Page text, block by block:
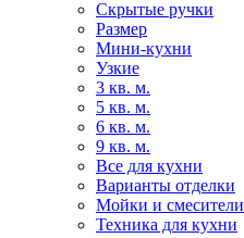
Скрытые ручки
Размер
Мини-кухни
Узкие
3 кв. м.
5 кв. м.
6 кв. м.
9 кв. м.
Все для кухни
Варианты отделки
Мойки и смесители
Техника для кухни